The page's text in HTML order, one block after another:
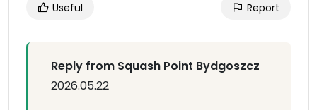
Useful Report
Reply from Squash Point Bydgoszcz
2026.05.22